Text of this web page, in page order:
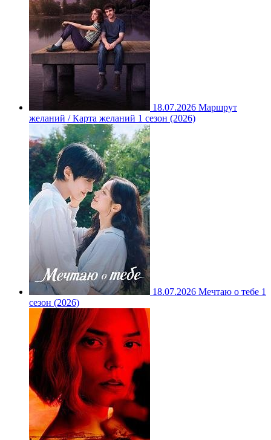
18.07.2026 Маршрут
желаний / Карта желаний 1 сезон (2026)
18.07.2026 Мечтаю о тебе 1
сезон (2026)